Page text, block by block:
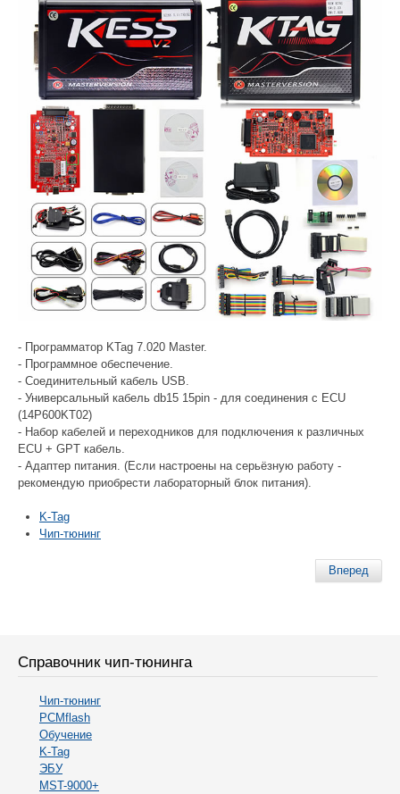
- Программатор KTag 7.020 Master.
- Программное обеспечение.
- Соединительный кабель USB.
- Универсальный кабель db15 15pin - для соединения с ECU
(14P600KT02)
- Набор кабелей и переходников для подключения к различных
ECU + GPT кабель.
- Адаптер питания. (Если настроены на серьёзную работу -
рекомендую приобрести лабораторный блок питания).
K-Tag
Чип-тюнинг
Вперед
Справочник чип-тюнинга
Чип-тюнинг
PCMflash
Обучение
K-Tag
ЭБУ
MST-9000+